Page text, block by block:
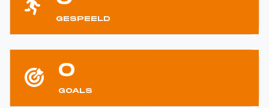
GESPEELD
0
GOALS